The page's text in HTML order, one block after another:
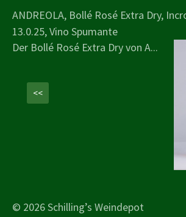
ANDREOLA, Bollé Rosé Extra Dry,
13.0.25, Vino Spumante
Der Bollé Rosé Extra Dry von A...
<<
© 2026 Schilling’s Weindepot